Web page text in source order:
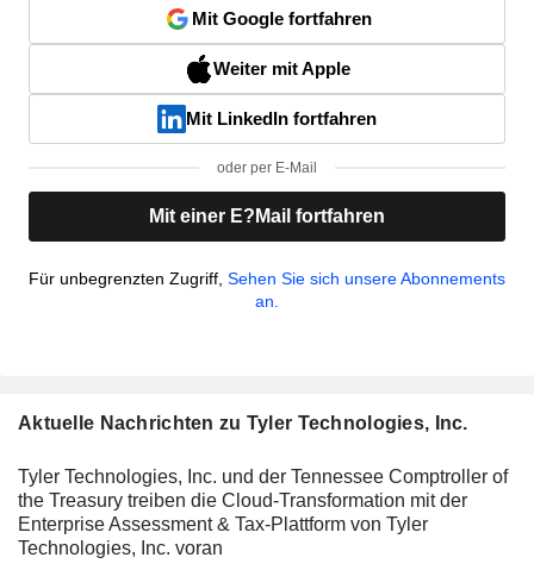
Mit Google fortfahren
Weiter mit Apple
Mit LinkedIn fortfahren
oder per E-Mail
Mit einer E?Mail fortfahren
Für unbegrenzten Zugriff, Sehen Sie sich unsere Abonnements
an.
Aktuelle Nachrichten zu Tyler Technologies, Inc.
Tyler Technologies, Inc. und der Tennessee Comptroller of
the Treasury treiben die Cloud-Transformation mit der
Enterprise Assessment & Tax-Plattform von Tyler
Technologies, Inc. voran